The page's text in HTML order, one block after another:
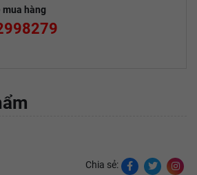
hàng
Chia sẻ: